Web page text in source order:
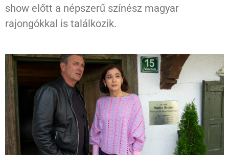
show előtt a népszerű színész magyar
rajongókkal is találkozik.